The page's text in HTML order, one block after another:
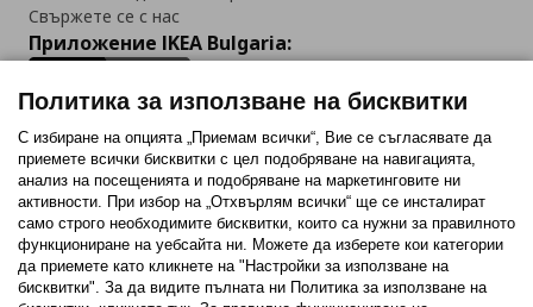
Свържете се с нас
Приложение IKEA Bulgaria:
Последвайте ни:
FacebookTwitterYoutubePinterestInstagram
Политика за използване на бисквитки
С избиране на опцията „Приемам всички“, Вие се съгласявате да
приемете всички бисквитки с цел подобряване на навигацията,
анализ на посещенията и подобряване на маркетинговите ни
активности. При избор на „Отхвърлям всички“ ще се инсталират
само строго необходимитe бисквитки, които са нужни за правилното
функциониране на уебсайта ни. Можете да изберете кои категории
да приемете като кликнете на "Настройки за използване на
бисквитки". За да видите пълната ни Политика за използване на